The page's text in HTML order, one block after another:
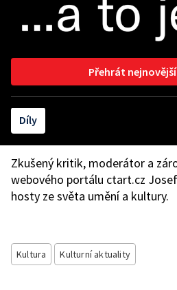
Přehrát
Díly
Zkušený kritik, moderátor a
webového portálu ctart.cz
hosty ze světa umění a kultury.
Kultura Kulturní aktuality